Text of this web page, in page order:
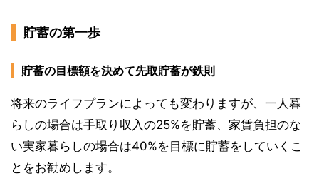
貯蓄の第一歩
貯蓄の目標額を決めて先取貯蓄が鉄則
将来のライフプランによっても変わりますが、一人暮
らしの場合は手取り収入の25%を貯蓄、家賃負担のな
い実家暮らしの場合は40%を目標に貯蓄をしていくこ
とをお勧めします。